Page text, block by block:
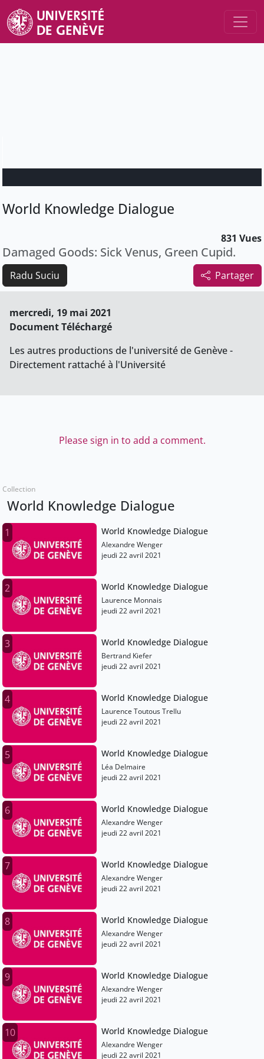
World Knowledge Dialogue
831 Vues
Damaged Goods: Sick Venus, Green Cupid.
Partager
Radu Suciu
mercredi, 19 mai 2021
Document Téléchargé
Les autres productions de l'université de Genève -
Directement rattaché à l'Université
Please sign in to add a comment.
Collection
World Knowledge Dialogue
1 World Knowledge Dialogue
Alexandre Wenger
jeudi 22 avril 2021
2 World Knowledge Dialogue
Laurence Monnais
jeudi 22 avril 2021
3 World Knowledge Dialogue
Bertrand Kiefer
jeudi 22 avril 2021
4 World Knowledge Dialogue
Laurence Toutous Trellu
jeudi 22 avril 2021
5 World Knowledge Dialogue
Léa Delmaire
jeudi 22 avril 2021
6 World Knowledge Dialogue
Alexandre Wenger
jeudi 22 avril 2021
7 World Knowledge Dialogue
Alexandre Wenger
jeudi 22 avril 2021
8 World Knowledge Dialogue
Alexandre Wenger
jeudi 22 avril 2021
9 World Knowledge Dialogue
Alexandre Wenger
jeudi 22 avril 2021
10 World Knowledge Dialogue
Alexandre Wenger
jeudi 22 avril 2021